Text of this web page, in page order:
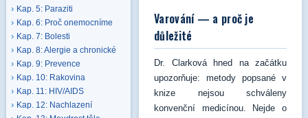
Kap. 5: Paraziti
Kap. 6: Proč onemocníme
Kap. 7: Bolesti
Kap. 8: Alergie a chronické
Kap. 9: Prevence
Kap. 10: Rakovina
Kap. 11: HIV/AIDS
Kap. 12: Nachlazení
Varování — a proč je
důležité
Dr. Clarková hned na začátku
upozorňuje: metody popsané v
knize nejsou schváleny
konvenční medicínou. Nejde o